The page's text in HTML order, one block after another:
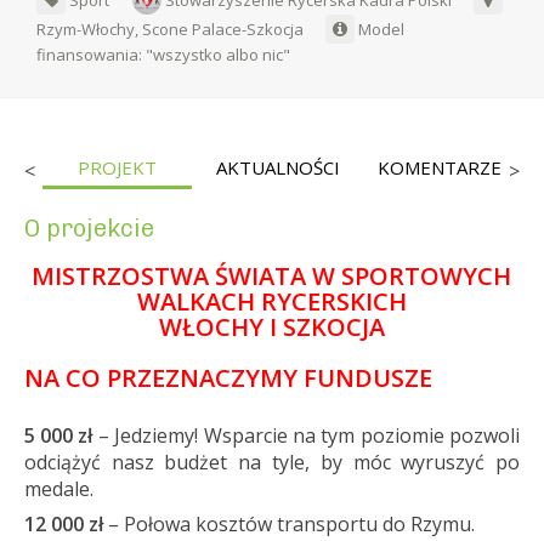
Rzym-Włochy, Scone Palace-Szkocja
Model
finansowania: "wszystko albo nic"
< PROJEKT AKTUALNOŚCI KOMENTARZE >
O projekcie
MISTRZOSTWA ŚWIATA W SPORTOWYCH
WALKACH RYCERSKICH
WŁOCHY I SZKOCJA
NA CO PRZEZNACZYMY FUNDUSZE
5 000 zł– Jedziemy! Wsparcie na tym poziomie pozwoli
odciążyć nasz budżet na tyle, by móc wyruszyć po
medale.
12 000 zł– Połowa kosztów transportu do Rzymu.